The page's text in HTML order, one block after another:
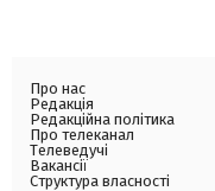
Про нас
Редакція
Редакційна політика
Про телеканал
Телеведучі
Вакансії
Структура власності